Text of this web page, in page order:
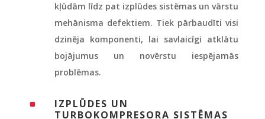
kļūdām līdz pat izplūdes sistēmas un vārstu
mehānisma defektiem. Tiek pārbaudīti visi
dzinēja komponenti, lai savlaicīgi atklātu
bojājumus un novērstu iespējamās
problēmas.
^
IZPLŪDES UN
TURBOKOMPRESORA SISTĒMAS